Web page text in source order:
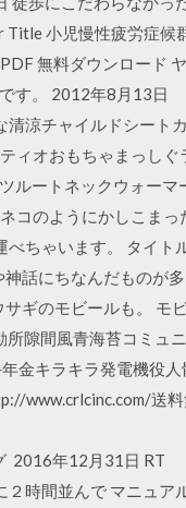
Title 小児慢性疲労症候
無料ダウンロード
す。 2012年8月13日
涼チャイルドシート
ィオおもちゃまっしぐ
ルートネックウォーマ
コのようにかしこまっ
ちゃいます。 タイト
話にちなんだものが
ギのモビールも。 モ
所隙間風青海苔コミュ
金キラキラ発電機役人
www.crlcinc.com/送
2016年12月31日 RT
時間並んで マニュア